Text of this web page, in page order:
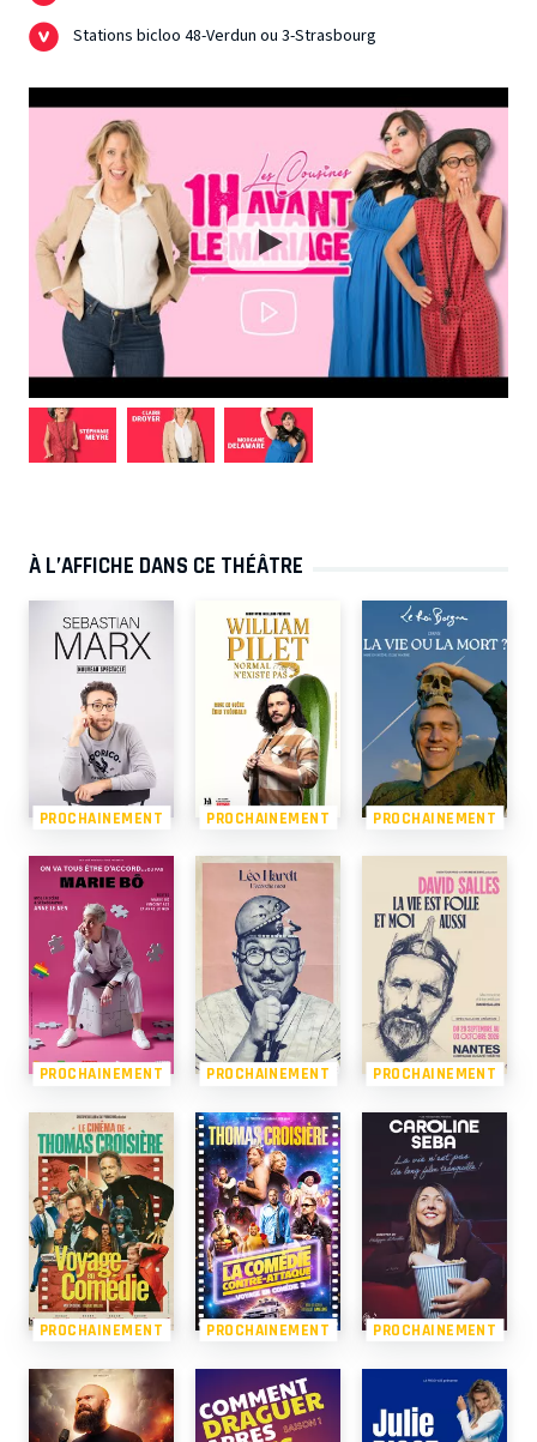
Stations bicloo 48-Verdun ou 3-Strasbourg
À L’AFFICHE DANS CE THÉÂTRE
PROCHAINEMENT PROCHAINEMENT PROCHAINEMENT
PROCHAINEMENT PROCHAINEMENT PROCHAINEMENT
PROCHAINEMENT PROCHAINEMENT PROCHAINEMENT